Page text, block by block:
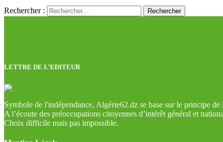
Rechercher :
LETTRE DE L’EDITEUR
Symbole de l'indépendance, Algérie62.dz se base sur le principe de
A l’écoute des préoccupations citoyennes d’intérêt général et
Choix difficile mais pas impossible.